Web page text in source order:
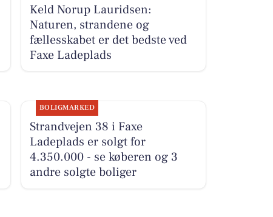
Keld Norup Lauridsen:
Naturen, strandene og
fællesskabet er det bedste ved
Faxe Ladeplads
BOLIGMARKED
Strandvejen 38 i Faxe
Ladeplads er solgt for
4.350.000 - se køberen og 3
andre solgte boliger